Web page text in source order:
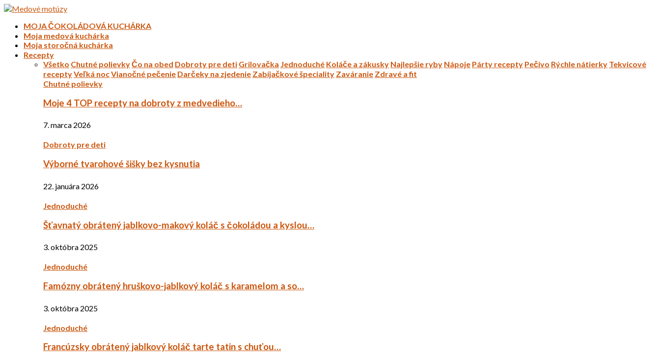
MOJA ČOKOLÁDOVÁ KUCHÁRKA
Moja medová kuchárka
Moja storočná kuchárka
Recepty
Všetko Chutné polievkyČo na obed Dobroty pre deti Grilovačka Jednoduché Koláče a zákusky Najlepšie ryby Nápoje Párty recepty Pečivo Rýchle nátierky Tekvicové
receptyVeľká nocVianočné pečenie Darčeky na zjedenie Zabíjačkové špeciality Zaváranie Zdravé a fit
Chutné polievky
Moje 4 TOP recepty na dobroty z medvedieho…
7. marca 2026
Dobroty pre deti
Výborné tvarohové šišky bez kysnutia
22. januára 2026
Jednoduché
Šťavnatý obrátený jablkovo-makový koláč s čokoládou a kyslou…
3. októbra 2025
Jednoduché
Famózny obrátený hruškovo-jablkový koláč s karamelom a so…
3. októbra 2025
Jednoduché
Francúzsky obrátený jablkový koláč tarte tatin s chuťou…